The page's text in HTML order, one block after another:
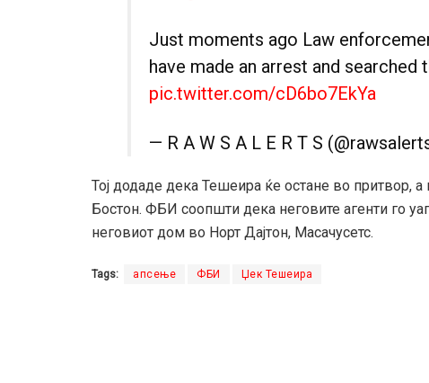
Just moments ago Law
have made an arrest and
pic.twitter.com/cD6bo7EkYa
— R A W S A L E R T S
Тој додаде дека Тешеира ќе остане во притвор,
Бостон. ФБИ соопшти дека неговите агенти го
неговиот дом во Норт Дајтон, Масачусетс.
Tags: апсење ФБИ Џек Тешеира